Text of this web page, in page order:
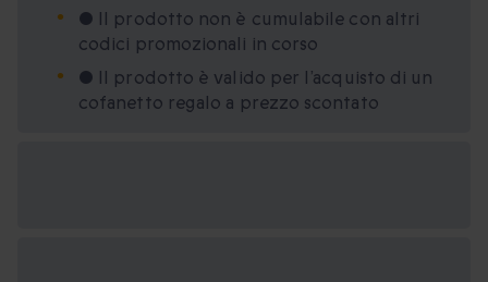
• Il prodotto non è cumulabile con altri
codici promozionali in corso
• Il prodotto è valido per l’acquisto di un
cofanetto regalo a prezzo scontato